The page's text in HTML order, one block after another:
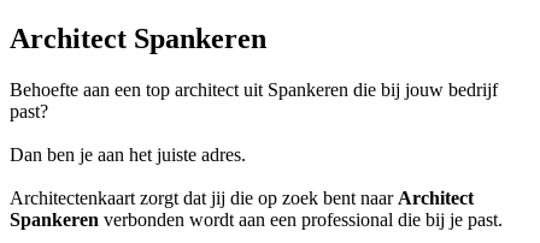
Architect Spankeren
Behoefte aan een top architect uit Spankeren die bij jouw bedrijf
past?
Dan ben je aan het juiste adres.
Architectenkaart zorgt dat jij die op zoek bent naar Architect
Spankeren verbonden wordt aan een professional die bij je past.